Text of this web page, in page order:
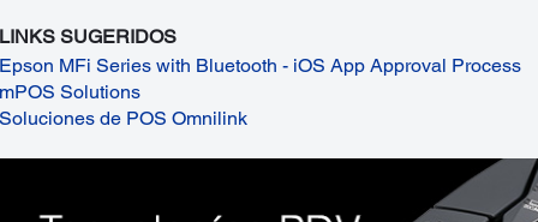
LINKS SUGERIDOS
Epson MFi Series with Bluetooth - iOS App Approval Process
mPOS Solutions
Soluciones de POS Omnilink